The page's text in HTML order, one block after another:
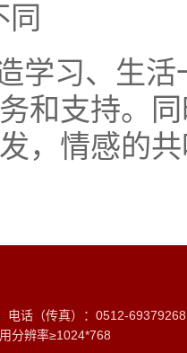
同
学习、生
和支持。
，情感的
电话（传真）：0512-
分辨率≥1024*768